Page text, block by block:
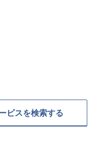
ビスを検索する